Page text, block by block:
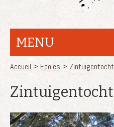
MENU
Vous êtes ici
Accueil > Ecoles > Zintuigentocht
Zintuigentocht